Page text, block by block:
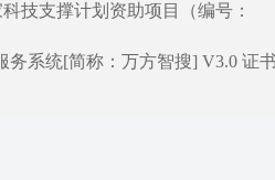
技支撑计划资助项目（编号：
务系统[简称：万方智搜] V3.0 证